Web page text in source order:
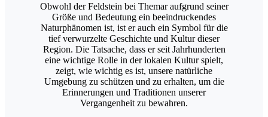
Obwohl der Feldstein bei Themar aufgrund seiner
Größe und Bedeutung ein beeindruckendes
Naturphänomen ist, ist er auch ein Symbol für die
tief verwurzelte Geschichte und Kultur dieser
Region. Die Tatsache, dass er seit Jahrhunderten
eine wichtige Rolle in der lokalen Kultur spielt,
zeigt, wie wichtig es ist, unsere natürliche
Umgebung zu schützen und zu erhalten, um die
Erinnerungen und Traditionen unserer
Vergangenheit zu bewahren.